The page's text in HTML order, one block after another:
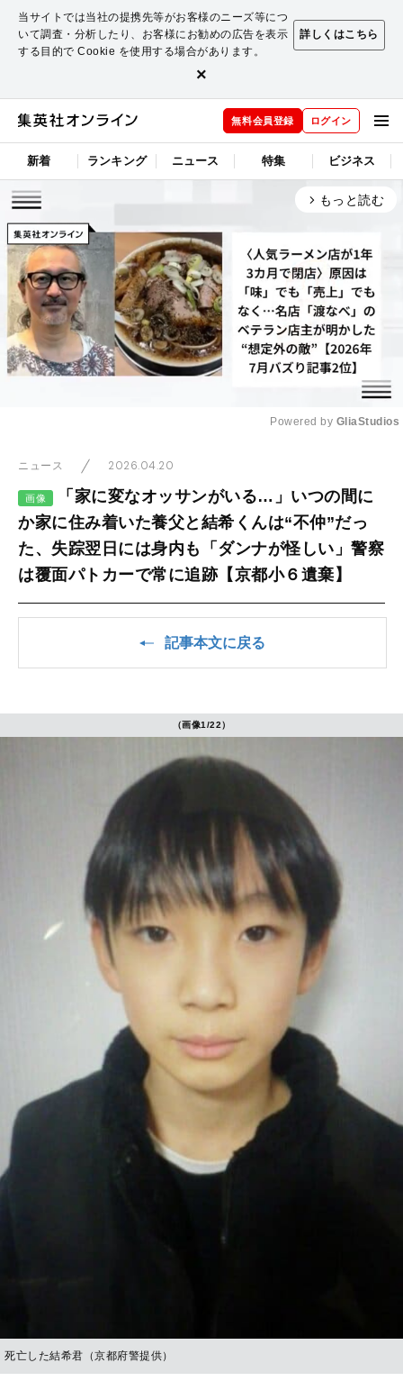
当サイトでは当社の提携先等がお客様のニーズ等につ
いて調査・分析したり、お客様にお勧めの広告を表示
する目的で Cookie を使用する場合があります。
詳しくはこちら
×
無料会員登録 ログイン
新着 ランキング ニュース 特集 ビジネス
arrow_forward_ios もっと読む
Powered by GliaStudios
ニュース 2026.04.20
画像
「家に変なオッサンがいる…」いつの間に
か家に住み着いた養父と結希くんは“不仲”だっ
た、失踪翌日には身内も「ダンナが怪しい」警察
は覆面パトカーで常に追跡【京都小６遺棄】
記事本文に戻る
（画像1/22）
死亡した結希君（京都府警提供）